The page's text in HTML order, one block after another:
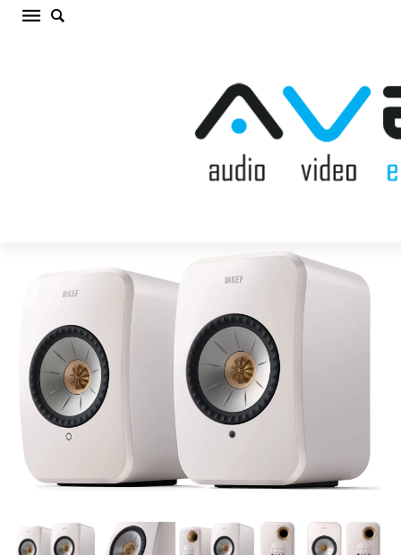
KEF LSX II MINERAL WHITE OUTLET (cena par